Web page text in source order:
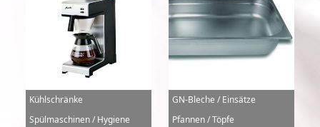
Kühlschränke
Spülmaschinen / Hygiene
GN-Bleche / Einsätze
Pfannen / Töpfe